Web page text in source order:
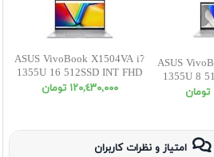
ASUS VivoBook X1504VA i7
1355U 16 512SSD INT FHD
١٢٠,٤٣٠,٠٠٠ تومان
ASUS
1355U 8
امتیاز و نظرات کاربران